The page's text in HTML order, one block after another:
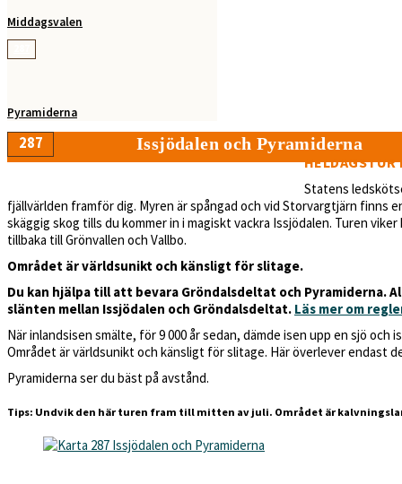
Middagsvalen
Pyramiderna
287 Issjödalen och Pyramiderna
HELDAGSTUR
Statens
fjällvärlden framför dig. Myren är spångad och vid Storvargtjärn finns
skäggig skog tills du kommer in i magiskt vackra Issjödalen. Turen
tillbaka till Grönvallen och Vallbo.
Området är världsunikt och känsligt för slitage.
Du kan hjälpa till att bevara Gröndalsdeltat och Pyramiderna.
slänten mellan Issjödalen och Gröndalsdeltat. Läs mer om
När inlandsisen smälte, för 9 000 år sedan, dämde isen upp en sjö
Området är världsunikt och känsligt för slitage. Här överlever endast
Pyramiderna ser du bäst på avstånd.
Tips: Undvik den här turen fram till mitten av juli. Området är